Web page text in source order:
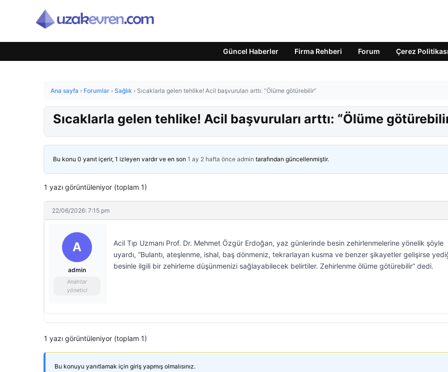
Güncel Haberler Firma Rehberi Forum Çerez Politikası
Ana sayfa › Forumlar › Sağlık › Sıcaklarla gelen tehlike! Acil başvuruları arttı: “Ölüme götürebilir”
Sıcaklarla gelen tehlike! Acil başvuruları arttı: “Ölüme
Bu konu 0 yanıt içerir, 1 izleyen vardır ve en son 1 ay 2 hafta önce admin tarafından güncellenmiştir.
1 yazı görüntüleniyor (toplam 1)
22/06/2026: 7:15 pm
A
admin
Anahtar
yönetici
Acil Tıp Uzmanı Prof. Dr. Mehmet Özgür Erdoğan, yaz günlerinde besin zehirlenmelerine yönelik şöyle
uyardı, “Bulantı, ateşlenme, ishal, baş dönmeniz, tekrarlayan kusma ve benzer şikayetler gelişirse
besinle ilgili bir zehirleme düşünmenizi sağlayabilecek belirtiler. Zehirlenme ölüme götürebilir” dedi.
1 yazı görüntüleniyor (toplam 1)
Bu konuyu yanıtlamak için giriş yapmış olmalısınız.